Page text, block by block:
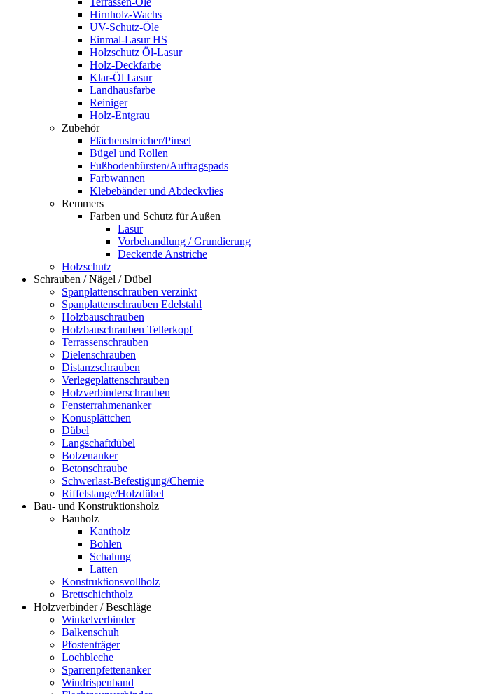
Hirnholz-Wachs
UV-Schutz-Öle
Einmal-Lasur HS
Holzschutz Öl-Lasur
Holz-Deckfarbe
Klar-Öl Lasur
Landhausfarbe
Reiniger
Holz-Entgrau
Zubehör
Flächenstreicher/Pinsel
Bügel und Rollen
Fußbodenbürsten/Auftragspads
Farbwannen
Klebebänder und Abdeckvlies
Remmers
Farben und Schutz für Außen
Lasur
Vorbehandlung / Grundierung
Deckende Anstriche
Holzschutz
Schrauben / Nägel / Dübel
Spanplattenschrauben verzinkt
Spanplattenschrauben Edelstahl
Holzbauschrauben
Holzbauschrauben Tellerkopf
Terrassenschrauben
Dielenschrauben
Distanzschrauben
Verlegeplattenschrauben
Holzverbinderschrauben
Fensterrahmenanker
Konusplättchen
Dübel
Langschaftdübel
Bolzenanker
Betonschraube
Schwerlast-Befestigung/Chemie
Riffelstange/Holzdübel
Bau- und Konstruktionsholz
Bauholz
Kantholz
Bohlen
Schalung
Latten
Konstruktionsvollholz
Brettschichtholz
Holzverbinder / Beschläge
Winkelverbinder
Balkenschuh
Pfostenträger
Lochbleche
Sparrenpfettenanker
Windrispenband